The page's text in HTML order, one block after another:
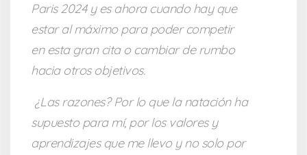
Paris 2024 y es ahora cuando hay que
estar al máximo para poder competir
en esta gran cita o cambiar de rumbo
hacia otros objetivos.
¿Las razones? Por lo que la natación ha
supuesto para mí, por los valores y
aprendizajes que me llevo y no solo por